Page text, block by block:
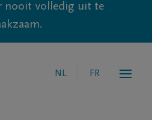
nooit volledig uit te
NL FR